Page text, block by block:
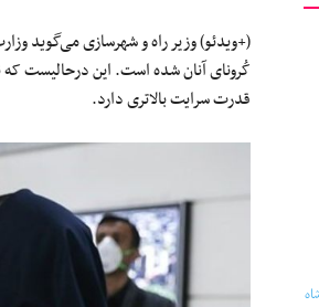
(+ویدئو) وزیر راه و شهرسازی می‌گوید
کُرونای آنان شده است. این درحالیست
قدرت سرایت بالاتری دارد.